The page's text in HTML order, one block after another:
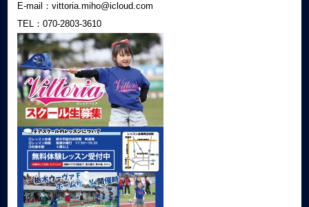
E-mail：vittoria.miho@icloud.com
TEL：070-2803-3610